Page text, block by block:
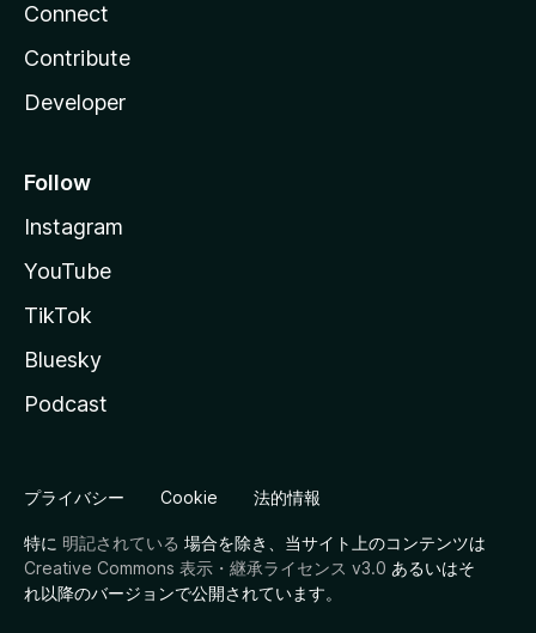
Connect
Contribute
Developer
Follow
Instagram
YouTube
TikTok
Bluesky
Podcast
プライバシー Cookie 法的情報
特に 明記されている 場合を除き、当サイト上のコンテンツは
Creative Commons 表示・継承ライセンス v3.0 あるいはそ
れ以降のバージョンで公開されています。